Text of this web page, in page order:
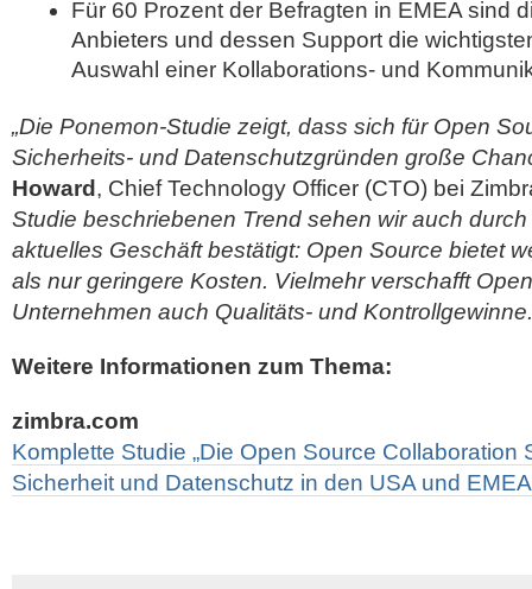
Für 60 Prozent der Befragten in EMEA sind
Anbieters und dessen Support die
Auswahl einer Kollaborations- und
„Die Ponemon-Studie zeigt, dass sich für Open
Sicherheits- und Datenschutzgründen große
Howard , Chief Technology Officer (CTO) bei
Studie beschriebenen Trend sehen wir auch
aktuelles Geschäft bestätigt: Open Source bietet
als nur geringere Kosten. Vielmehr verschafft
Unternehmen auch Qualitäts- und
Weitere Informationen zum Thema:
zimbra.com
Komplette Studie „Die Open Source Collaboration
Sicherheit und Datenschutz in den USA und